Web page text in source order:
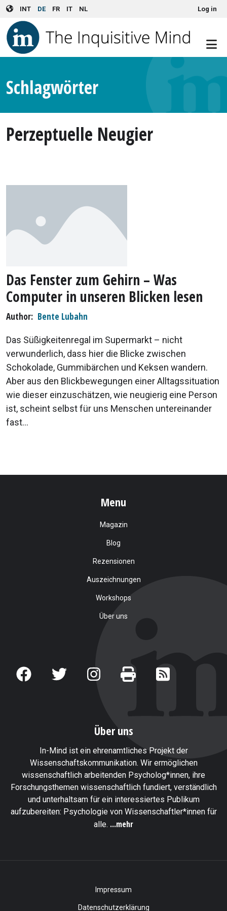
Skip to main content
INT DE FR IT NL User account menuLog in
Schlagwörter
Perzeptuelle Neugier
Das Fenster zum Gehirn – Was
Computer in unseren Blicken lesen
Author Bente Lubahn
Das Süßigkeitenregal im Supermarkt – nicht
verwunderlich, dass hier die Blicke zwischen
Schokolade, Gummibärchen und Keksen wandern.
Aber aus den Blickbewegungen einer Alltagssituation
wie dieser einzuschätzen, wie neugierig eine Person
ist, scheint selbst für uns Menschen untereinander
fast...
Menu
Magazin
Blog
Rezensionen
Auszeichnungen
Workshops
Über uns
Über uns
In-Mind ist ein ehrenamtliches Projekt der
Wissenschaftskommunikation. Wir ermöglichen
wissenschaftlich arbeitenden Psycholog*innen, ihre
Forschungsthemen wissenschaftlich fundiert, verständlich
und unterhaltsam für ein interessiertes Publikum
aufzubereiten: Psychologie von Wissenschaftler*innen für
alle. ...mehr
Impressum
Datenschutzerklärung